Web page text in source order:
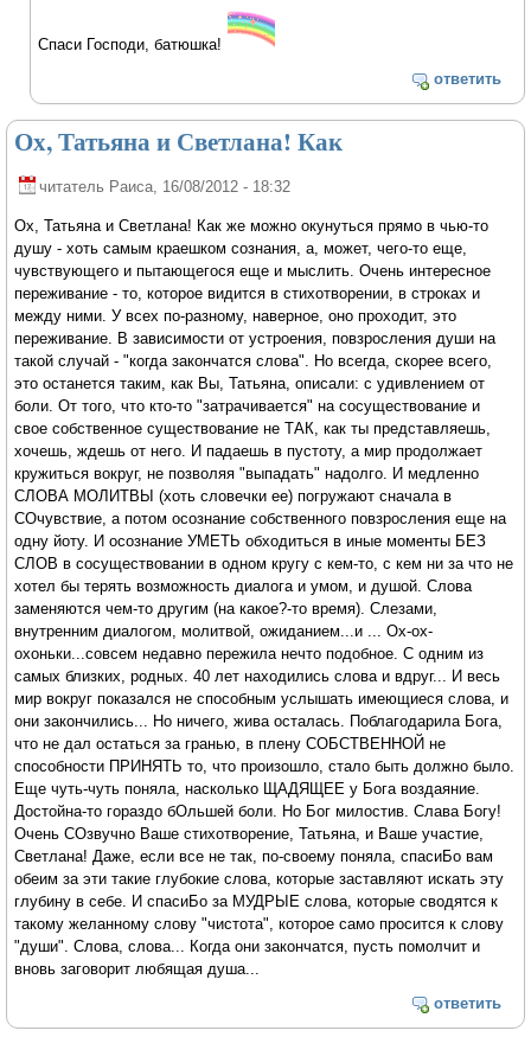
Спаси Господи, батюшка!
ответить
Ох, Татьяна и Светлана! Как
читатель Раиса, 16/08/2012 - 18:32
Ох, Татьяна и Светлана! Как же можно окунуться прямо в чью-то
душу - хоть самым краешком сознания, а, может, чего-то еще,
чувствующего и пытающегося еще и мыслить. Очень интересное
переживание - то, которое видится в стихотворении, в строках и
между ними. У всех по-разному, наверное, оно проходит, это
переживание. В зависимости от устроения, повзросления души на
такой случай - "когда закончатся слова". Но всегда, скорее всего,
это останется таким, как Вы, Татьяна, описали: с удивлением от
боли. От того, что кто-то "затрачивается" на сосуществование и
свое собственное существование не ТАК, как ты представляешь,
хочешь, ждешь от него. И падаешь в пустоту, а мир продолжает
кружиться вокруг, не позволяя "выпадать" надолго. И медленно
СЛОВА МОЛИТВЫ (хоть словечки ее) погружают сначала в
СОчувствие, а потом осознание собственного повзросления еще на
одну йоту. И осознание УМЕТЬ обходиться в иные моменты БЕЗ
СЛОВ в сосуществовании в одном кругу с кем-то, с кем ни за что не
хотел бы терять возможность диалога и умом, и душой. Слова
заменяются чем-то другим (на какое?-то время). Слезами,
внутренним диалогом, молитвой, ожиданием...и ... Ох-ох-
охоньки...совсем недавно пережила нечто подобное. С одним из
самых близких, родных. 40 лет находились слова и вдруг... И весь
мир вокруг показался не способным услышать имеющиеся слова, и
они закончились... Но ничего, жива осталась. Поблагодарила Бога,
что не дал остаться за гранью, в плену СОБСТВЕННОЙ не
способности ПРИНЯТЬ то, что произошло, стало быть должно было.
Еще чуть-чуть поняла, насколько ЩАДЯЩЕЕ у Бога воздаяние.
Достойна-то гораздо бОльшей боли. Но Бог милостив. Слава Богу!
Очень СОзвучно Ваше стихотворение, Татьяна, и Ваше участие,
Светлана! Даже, если все не так, по-своему поняла, спасиБо вам
обеим за эти такие глубокие слова, которые заставляют искать эту
глубину в себе. И спасиБо за МУДРЫЕ слова, которые сводятся к
такому желанному слову "чистота", которое само просится к слову
"души". Слова, слова... Когда они закончатся, пусть помолчит и
вновь заговорит любящая душа...
ответить